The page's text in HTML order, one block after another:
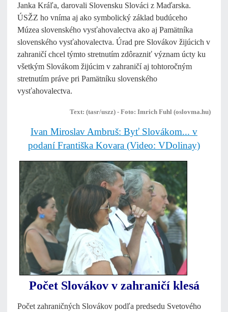
Janka Kráľa, darovali Slovensku Slováci z Maďarska.
ÚSŽZ ho vníma aj ako symbolický základ budúceho
Múzea slovenského vysťahovalectva ako aj Pamätníka
slovenského vysťahovalectva. Úrad pre Slovákov žijúcich v
zahraničí chcel týmto stretnutím zdôrazniť význam úcty ku
všetkým Slovákom žijúcim v zahraničí aj tohtoročným
stretnutím práve pri Pamätníku slovenského
vysťahovalectva.
Text: (tasr/uszz) - Foto: Imrich Fuhl (oslovma.hu)
Ivan Miroslav Ambruš: Byť Slovákom... v
podaní Františka Kovara (Video: VDolinay)
Počet Slovákov v zahraničí klesá
Počet zahraničných Slovákov podľa predsedu Svetového